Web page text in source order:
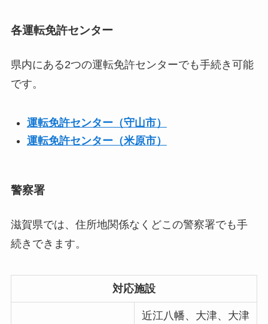
各運転免許センター
県内にある2つの運転免許センターでも手続き可能
です。
運転免許センター（守山市）
運転免許センター（米原市）
警察署
滋賀県では、住所地関係なくどこの警察署でも手
続きできます。
対応施設
近江八幡、大津、大津